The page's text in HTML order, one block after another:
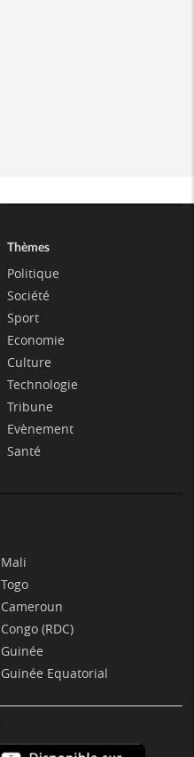
Thèmes
Politique
Société
Sport
Economie
Culture
Technologie
Tribune
Evènement
Santé
Mali
Togo
Cameroun
Congo (RDC)
Guinée
Guinée Equatorial